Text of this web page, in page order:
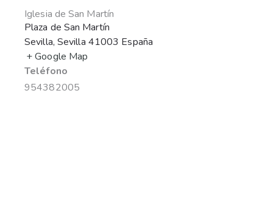
Iglesia de San Martín
Plaza de San Martín
Sevilla, Sevilla 41003 España
+ Google Map
Teléfono
954382005